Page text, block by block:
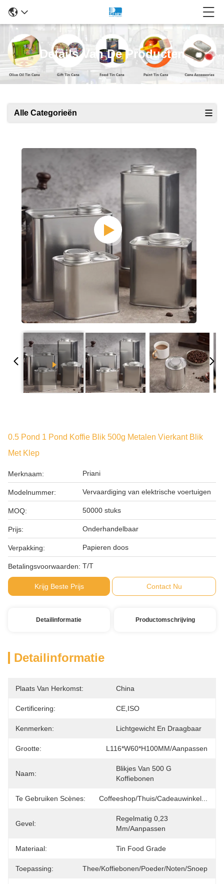
Details Van De Producten
Alle Categorieën
0.5 Pond 1 Pond Koffie Blik 500g Metalen Vierkant Blik
Met Klep
Merknaam: Priani
Modelnummer: Vervaardiging van elektrische voertuigen
MOQ: 50000 stuks
Prijs: Onderhandelbaar
Verpakking: Papieren doos
Betalingsvoorwaarden: T/T
Krijg Beste Prijs Contact Nu
Detailinformatie Productomschrijving
Detailinformatie
Plaats Van Herkomst: China
Certificering: CE,ISO
Kenmerken: Lichtgewicht En Draagbaar
Grootte: L116*W60*H100MM/aanpassen
Naam:
Blikjes Van 500 G
Koffiebonen
Te Gebruiken Scènes: Coffeeshop/thuis/cadeauwinkel...
Gevel:
Regelmatig 0,23
Mm/aanpassen
Materiaal: Tin Food Grade
Toepassing: Thee/Koffiebonen/Poeder/Noten/Snoep